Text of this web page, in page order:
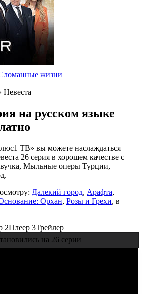
жизни
Невеста
на русском языке
ТВ» вы можете наслаждаться
26 серия в хорошем качестве с
Мыльные оперы Турции,
Далекий город, Арафта,
Орхан, Розы и Грехи, в
2Плеер 3Трейлер
на 26 серии